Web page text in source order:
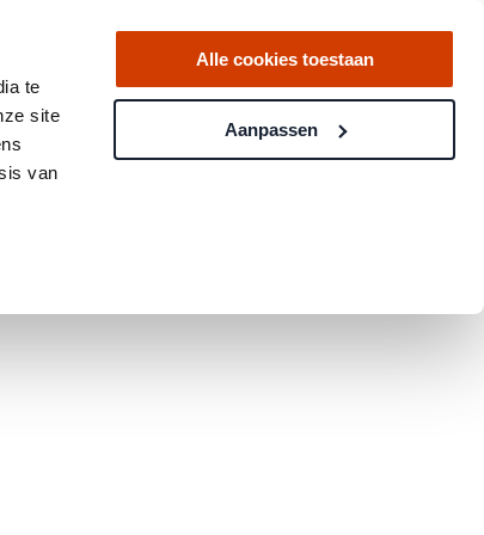
te
site
van
Alle cookies toestaan
Aanpassen